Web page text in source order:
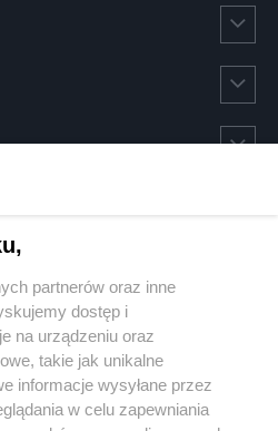
partnerów oraz inne
dostęp i
na urządzeniu oraz
takie jak unikalne
informacje wysyłane przez
w celu zapewniania